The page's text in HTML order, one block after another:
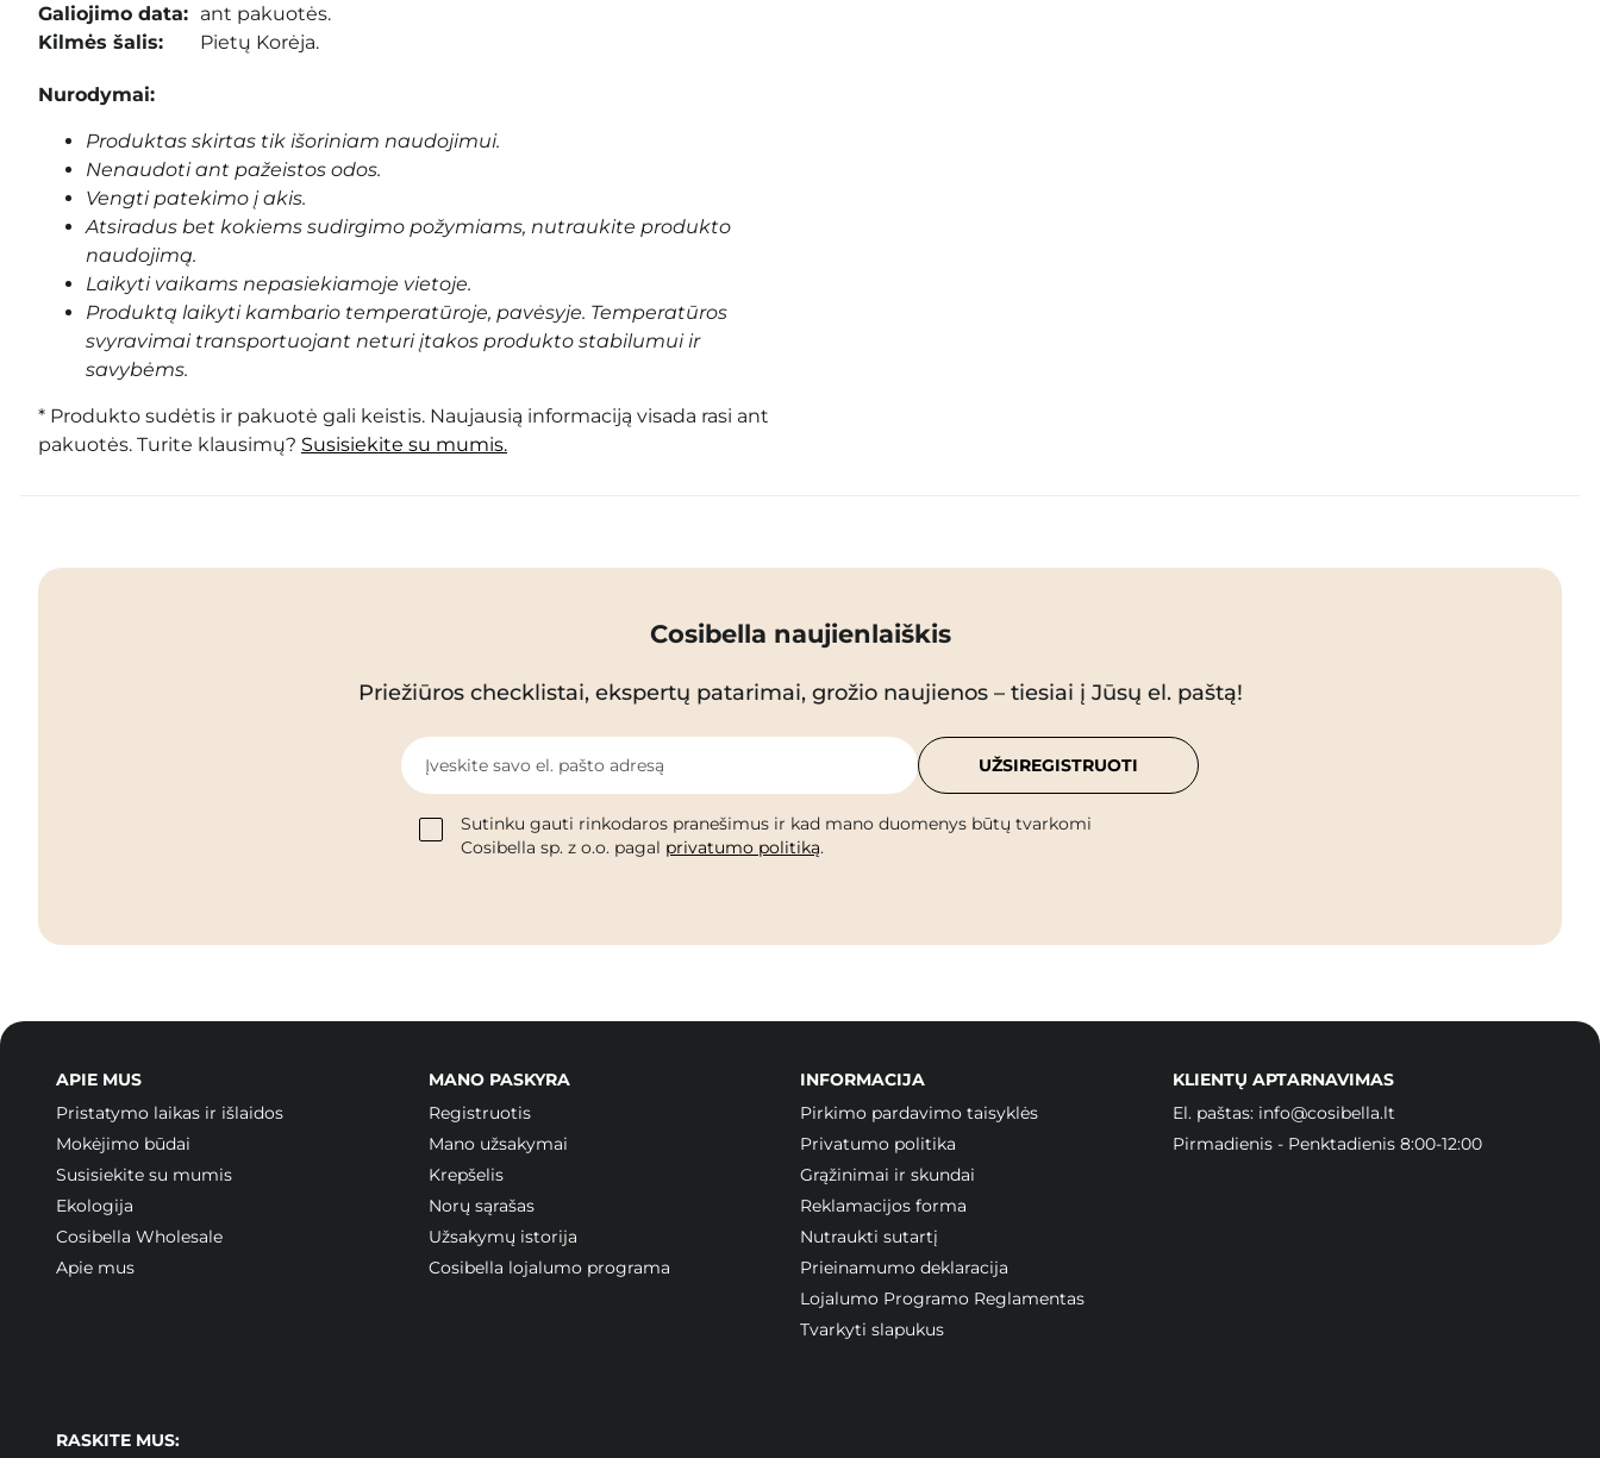
Galiojimo data: ant pakuotės.
Kilmės šalis:
Pietų Korėja.
Nurodymai:
Produktas skirtas tik išoriniam naudojimui.
Nenaudoti ant pažeistos odos.
Vengti patekimo į akis.
Atsiradus bet kokiems sudirgimo požymiams, nutraukite produkto
naudojimą.
Laikyti vaikams nepasiekiamoje vietoje.
Produktą laikyti kambario temperatūroje, pavėsyje. Temperatūros
svyravimai transportuojant neturi įtakos produkto stabilumui ir
savybėms.
* Produkto sudėtis ir pakuotė gali keistis. Naujausią informaciją visada rasi ant
pakuotės. Turite klausimų? Susisiekite su mumis.
Cosibella naujienlaiškis
Priežiūros checklistai, ekspertų patarimai, grožio naujienos – tiesiai į Jūsų el. paštą!
Įveskite savo el. pašto adresą
Sutinku gauti rinkodaros pranešimus ir kad mano duomenys būtų tvarkomi
Cosibella sp. z o.o. pagal privatumo politiką.
UŽSIREGISTRUOTI
APIE MUS
Pristatymo laikas ir išlaidos
Mokėjimo būdai
Susisiekite su mumis
Ekologija
Cosibella Wholesale
Apie mus
MANO PASKYRA
Registruotis
Mano užsakymai
Krepšelis
Norų sąrašas
Užsakymų istorija
Cosibella lojalumo programa
INFORMACIJA
Pirkimo pardavimo taisyklės
Privatumo politika
Grąžinimai ir skundai
Reklamacijos forma
Nutraukti sutartį
Prieinamumo deklaracija
Lojalumo Programo Reglamentas
Tvarkyti slapukus
KLIENTŲ APTARNAVIMAS
El. paštas: info@cosibella.lt
Pirmadienis - Penktadienis 8:00-12:00
RASKITE MUS: